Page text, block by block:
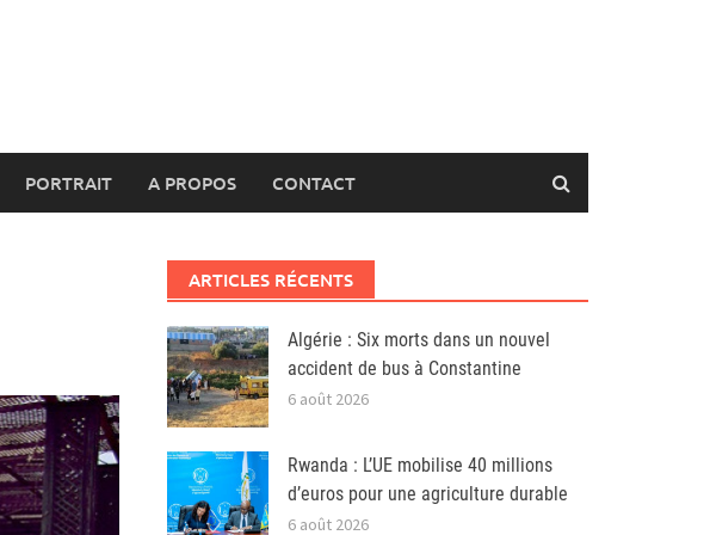
PORTRAIT A PROPOS CONTACT
ARTICLES RÉCENTS
Algérie : Six morts dans un nouvel
accident de bus à Constantine
6 août 2026
Rwanda : L’UE mobilise 40 millions
d’euros pour une agriculture durable
6 août 2026